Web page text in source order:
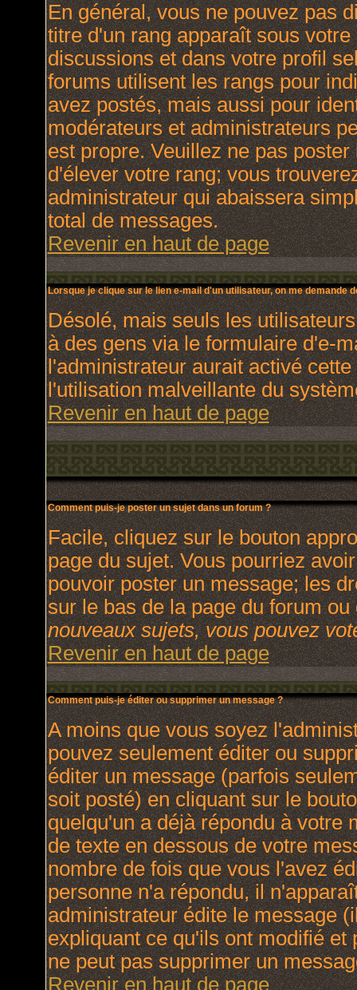
En général, vous ne pouvez pas
titre d'un rang apparaît sous
discussions et dans votre profil
forums utilisent les rangs pour
avez postés, mais aussi pour
modérateurs et administrateurs
est propre. Veuillez ne pas
d'élever votre rang; vous
administrateur qui abaissera
total de messages.
Revenir en haut de page
Lorsque je clique sur le lien e-mail d'un utilisateur, on me demande
Désolé, mais seuls les
à des gens via le formulaire d'e-
l'administrateur aurait activé
l'utilisation malveillante du
Revenir en haut de page
Comment puis-je poster un sujet dans un forum ?
Facile, cliquez sur le bouton
page du sujet. Vous pourriez
pouvoir poster un message; les
sur le bas de la page du forum
nouveaux sujets, vous pouvez
Revenir en haut de page
Comment puis-je éditer ou supprimer un message ?
A moins que vous soyez
pouvez seulement éditer ou
éditer un message (parfois
soit posté) en cliquant sur le
quelqu'un a déjà répondu à votre
de texte en dessous de votre
nombre de fois que vous l'avez
personne n'a répondu, il
administrateur édite le message
expliquant ce qu'ils ont modifié
ne peut pas supprimer un
Revenir en haut de page